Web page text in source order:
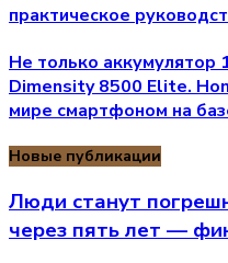
практическое
Не только
Dimensity 8500 Elite.
мире смартфоном на
Новые публикации
Люди станут
через пять лет —